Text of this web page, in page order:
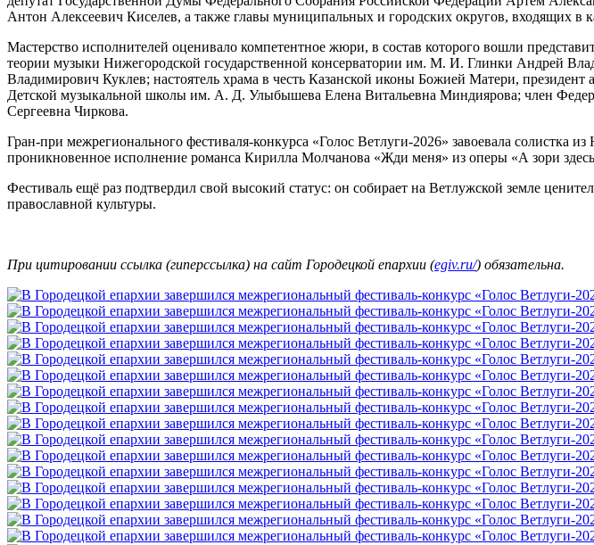
Антон Алексеевич Киселев, а также главы муниципальных и городских округов, входящих в
Мастерство исполнителей оценивало компетентное жюри, в состав которого вошли
теории музыки Нижегородской государственной консерватории им. М. И. Глинки Андрей
Владимирович Куклев; настоятель храма в честь Казанской иконы Божией Матери,
Детской музыкальной школы им. А. Д. Улыбышева Елена Витальевна Миндиярова; член
Сергеевна Чиркова.
Гран‑при межрегионального фестиваля‑конкурса «Голос Ветлуги‑2026» завоевала
проникновенное исполнение романса Кирилла Молчанова «Жди меня» из оперы «А зори
Фестиваль ещё раз подтвердил свой высокий статус: он собирает на Ветлужской земле
православной культуры.
При цитировании ссылка (гиперссылка) на сайт Городецкой епархии (egiv.ru/) обязательна.